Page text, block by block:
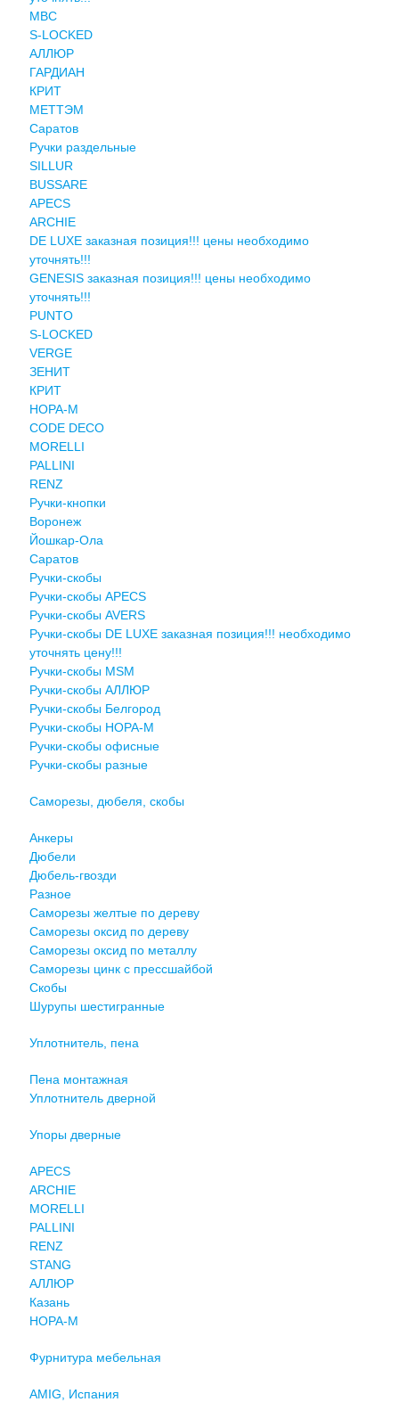
MBC
S-LOCKED
АЛЛЮР
ГАРДИАН
КРИТ
МЕТТЭМ
Саратов
Ручки раздельные
SILLUR
BUSSARE
APECS
ARCHIE
DE LUXE заказная позиция!!! цены необходимо
уточнять!!!
GENESIS заказная позиция!!! цены необходимо
уточнять!!!
PUNTO
S-LOCKED
VERGE
ЗЕНИТ
КРИТ
НОРА-М
CODE DECO
MORELLI
PALLINI
RENZ
Ручки-кнопки
Воронеж
Йошкар-Ола
Саратов
Ручки-скобы
Ручки-скобы APECS
Ручки-скобы AVERS
Ручки-скобы DE LUXE заказная позиция!!! необходимо
уточнять цену!!!
Ручки-скобы MSM
Ручки-скобы АЛЛЮР
Ручки-скобы Белгород
Ручки-скобы НОРА-М
Ручки-скобы офисные
Ручки-скобы разные
Саморезы, дюбеля, скобы
Анкеры
Дюбели
Дюбель-гвозди
Разное
Саморезы желтые по дереву
Саморезы оксид по дереву
Саморезы оксид по металлу
Саморезы цинк с прессшайбой
Скобы
Шурупы шестигранные
Уплотнитель, пена
Пена монтажная
Уплотнитель дверной
Упоры дверные
APECS
ARCHIE
MORELLI
PALLINI
RENZ
STANG
АЛЛЮР
Казань
НОРА-М
Фурнитура мебельная
AMIG, Испания